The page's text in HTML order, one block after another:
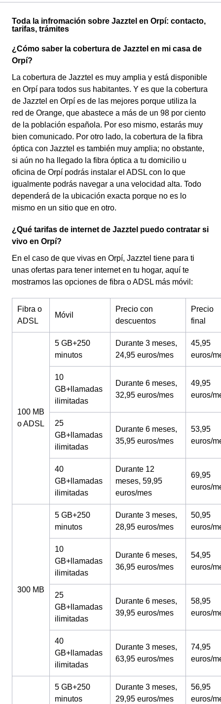
Toda la infromación sobre Jazztel en Orpí: contacto,
tarifas, trámites
¿Cómo saber la cobertura de Jazztel en mi casa de
Orpí?
La cobertura de Jazztel es muy amplia y está disponible
en Orpí para todos sus habitantes. Y es que la cobertura
de Jazztel en Orpí es de las mejores porque utiliza la
red de Orange, que abastece a más de un 98 por ciento
de la población española. Por eso mismo, estarás muy
bien comunicado. Por otro lado, la cobertura de la fibra
óptica con Jazztel es también muy amplia; no obstante,
si aún no ha llegado la fibra óptica a tu domicilio u
oficina de Orpí podrás instalar el ADSL con lo que
igualmente podrás navegar a una velocidad alta. Todo
dependerá de la ubicación exacta porque no es lo
mismo en un sitio que en otro.
¿Qué tarifas de internet de Jazztel puedo contratar si
vivo en Orpí?
En el caso de que vivas en Orpí, Jazztel tiene para ti
unas ofertas para tener internet en tu hogar, aquí te
mostramos las opciones de fibra o ADSL más móvil:
Fibra o
ADSL
Móvil
Precio con
descuentos
Precio
final
100 MB
o ADSL
5 GB+250
minutos
Durante 3 meses,
24,95 euros/mes
45,95
euros/
10
GB+llamadas
ilimitadas
Durante 6 meses,
32,95 euros/mes
49,95
euros/
25
GB+llamadas
ilimitadas
Durante 6 meses,
35,95 euros/mes
53,95
euros/
40
GB+llamadas
ilimitadas
Durante 12
meses, 59,95
euros/mes
69,95
euros/
300 MB
5 GB+250
minutos
Durante 3 meses,
28,95 euros/mes
50,95
euros/
10
GB+llamadas
ilimitadas
Durante 6 meses,
36,95 euros/mes
54,95
euros/
25
GB+llamadas
ilimitadas
Durante 6 meses,
39,95 euros/mes
58,95
euros/
40
GB+llamadas
ilimitadas
Durante 3 meses,
63,95 euros/mes
74,95
euros/
5 GB+250
minutos
Durante 3 meses,
29,95 euros/mes
56,95
euros/